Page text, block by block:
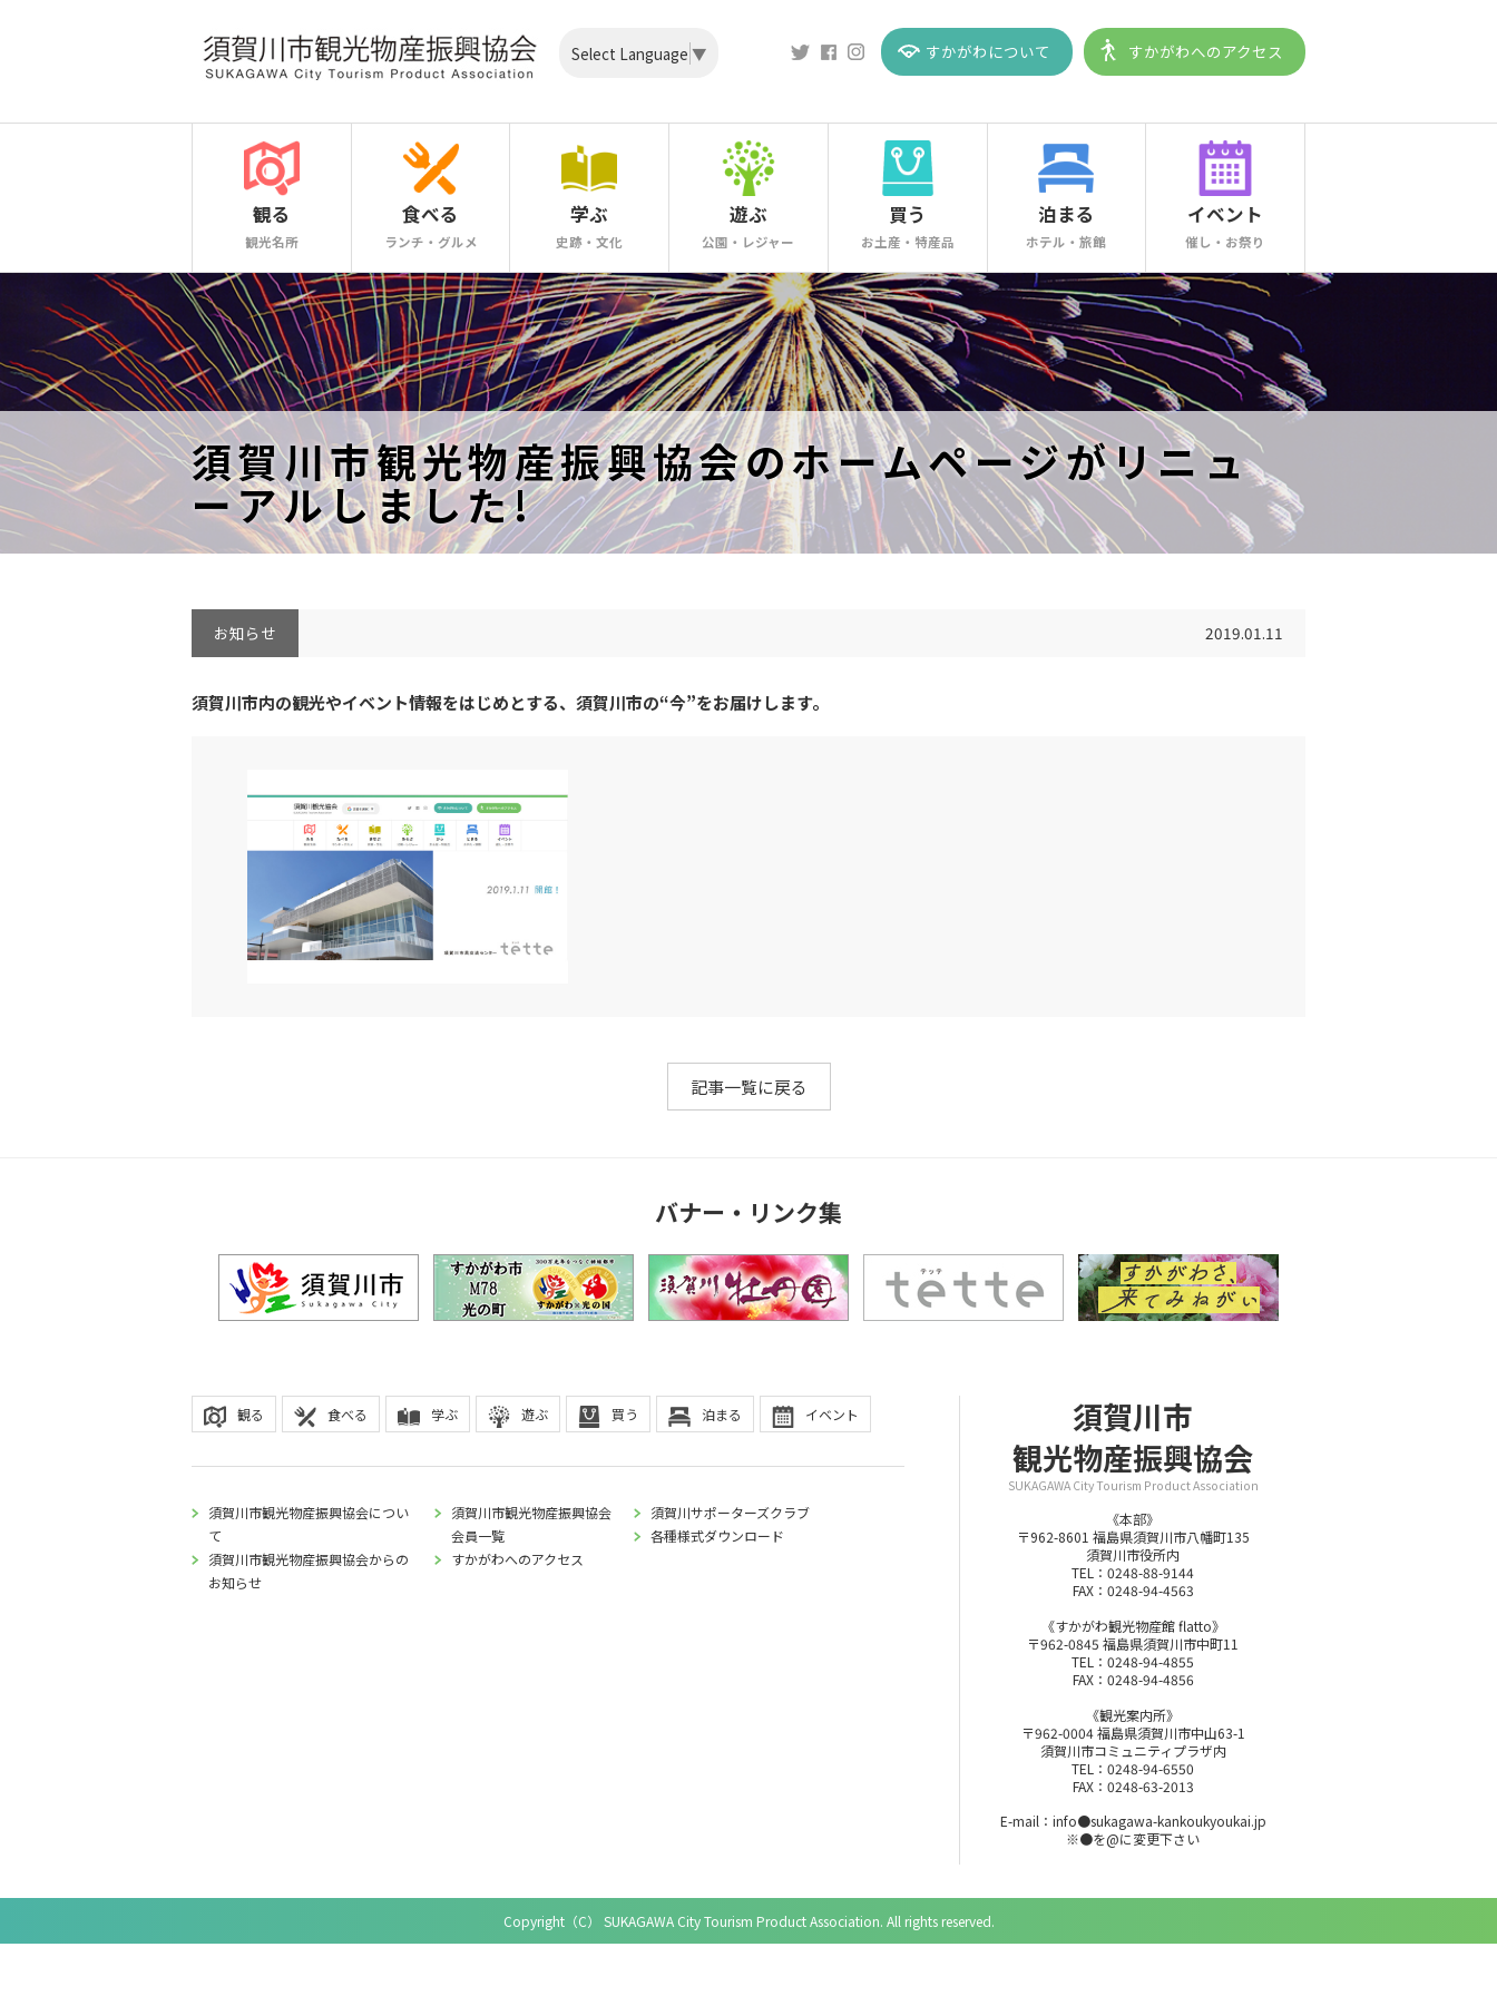
Select Language ▼ すかがわへのアクセス
すかがわについて
観る
観光名所
食べる
ランチ・グルメ
学ぶ
史跡・文化
遊ぶ
公園・レジャー
買う
お土産・特産品
泊まる
ホテル・旅館
イベント
催し・お祭り
須賀川市観光物産振興協会のホームページがリニュ
ーアルしました!
2019.01.11
お知らせ
須賀川市内の観光やイベント情報をはじめとする、須賀川市の“今”をお届けします。
記事一覧に戻る
バナー・リンク集
観る 食べる 学ぶ 遊ぶ 買う 泊まる イベント
須賀川市観光物産振興協会につい
て
須賀川市観光物産振興協会からの
お知らせ
須賀川市観光物産振興協会
会員一覧
すかがわへのアクセス
須賀川サポーターズクラブ
各種様式ダウンロード
須賀川市
観光物産振興協会
SUKAGAWA City Tourism Product Association
《本部》
〒962-8601 福島県須賀川市八幡町135
須賀川市役所内
TEL：0248-88-9144
FAX：0248-94-4563
《すかがわ観光物産館 flatto》
〒962-0845 福島県須賀川市中町11
TEL：0248-94-4855
FAX：0248-94-4856
《観光案内所》
〒962-0004 福島県須賀川市中山63-1
須賀川市コミュニティプラザ内
TEL：0248-94-6550
FAX：0248-63-2013
E-mail：info●sukagawa-kankoukyoukai.jp
※●を@に変更下さい
Copyright（C） SUKAGAWA City Tourism Product Association. All rights reserved.